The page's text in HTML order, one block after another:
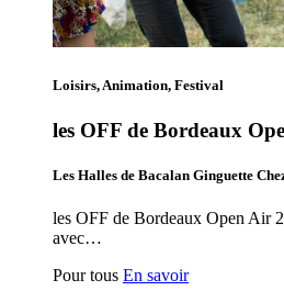
Loisirs, Animation, Festival
les OFF de Bordeaux
Les Halles de Bacalan Ginguette
les OFF de Bordeaux Open Air
avec…
Pour tous En savoir